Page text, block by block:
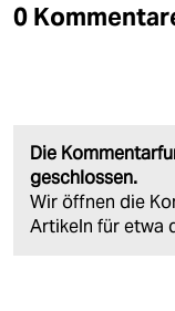
0
Die
geschlossen.
Wir öffnen die
Artikeln für etwa